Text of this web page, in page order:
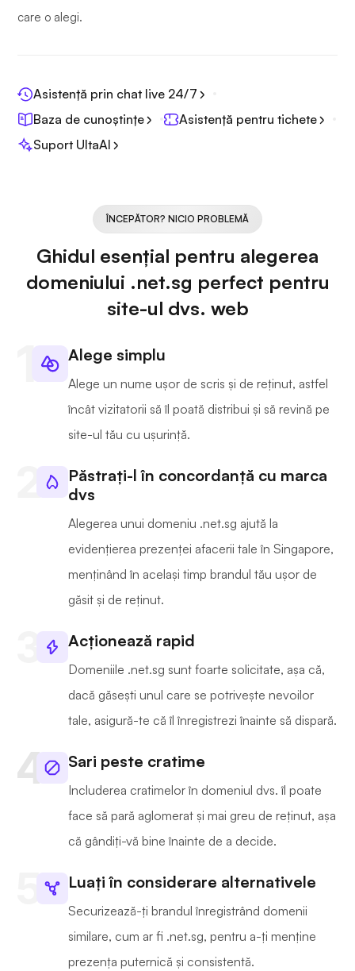
care o alegi.
Asistență prin chat live 24/7
Baza de cunoștințe
Asistență pentru tichete
Suport UltaAI
ÎNCEPĂTOR? NICIO PROBLEMĂ
Ghidul esențial pentru alegerea
domeniului .net.sg perfect pentru
site-ul dvs. web
Alege simplu
Alege un nume ușor de scris și de reținut, astfel
încât vizitatorii să îl poată distribui și să revină pe
site-ul tău cu ușurință.
Păstrați-l în concordanță cu marca
dvs
Alegerea unui domeniu .net.sg ajută la
evidențierea prezenței afacerii tale în Singapore,
menținând în același timp brandul tău ușor de
găsit și de reținut.
Acționează rapid
Domeniile .net.sg sunt foarte solicitate, așa că,
dacă găsești unul care se potrivește nevoilor
tale, asigură-te că îl înregistrezi înainte să dispară.
Sari peste cratime
Includerea cratimelor în domeniul dvs. îl poate
face să pară aglomerat și mai greu de reținut, așa
că gândiți-vă bine înainte de a decide.
Luați în considerare alternativele
Securizează-ți brandul înregistrând domenii
similare, cum ar fi .net.sg, pentru a-ți menține
prezența puternică și consistentă.